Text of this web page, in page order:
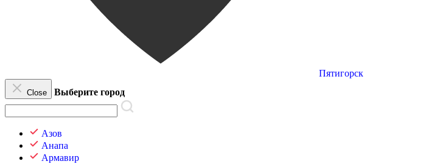
Пятигорск
Close Выберите город
Азов
Анапа
Армавир